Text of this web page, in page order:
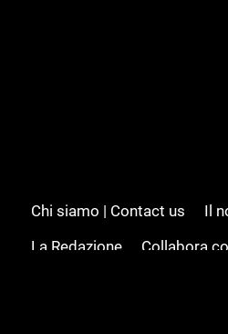
Chi siamo | Contact us
Il
La Redazione
Collabora